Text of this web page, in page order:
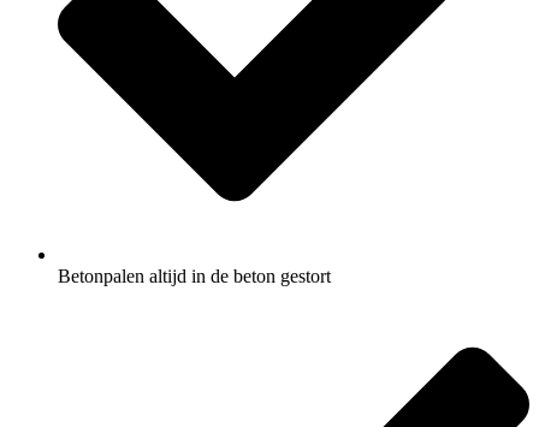
Betonpalen altijd in de beton gestort